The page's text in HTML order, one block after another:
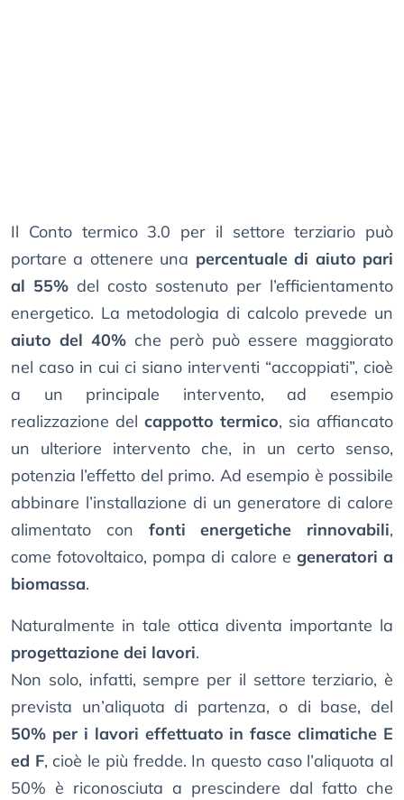
Il Conto termico 3.0 per il settore terziario può
portare a ottenere una percentuale di aiuto pari
al 55% del costo sostenuto per l’efficientamento
energetico. La metodologia di calcolo prevede un
aiuto del 40% che però può essere maggiorato
nel caso in cui ci siano interventi “accoppiati”, cioè
a un principale intervento, ad esempio
realizzazione del cappotto termico, sia affiancato
un ulteriore intervento che, in un certo senso,
potenzia l’effetto del primo. Ad esempio è possibile
abbinare l’installazione di un generatore di calore
alimentato con fonti energetiche rinnovabili,
come fotovoltaico, pompa di calore e generatori a
biomassa.
Naturalmente in tale ottica diventa importante la
progettazione dei lavori.
Non solo, infatti, sempre per il settore terziario, è
prevista un’aliquota di partenza, o di base, del
50% per i lavori effettuato in fasce climatiche E
ed F, cioè le più fredde. In questo caso l’aliquota al
50% è riconosciuta a prescindere dal fatto che